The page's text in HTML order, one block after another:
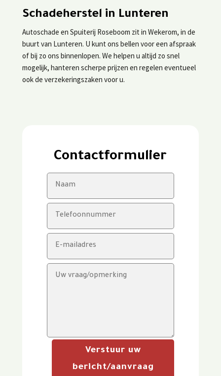
Schadeherstel in Lunteren
Autoschade en Spuiterij Roseboom zit in Wekerom, in de
buurt van Lunteren. U kunt ons bellen voor een afspraak
of bij zo ons binnenlopen. We helpen u altijd zo snel
mogelijk, hanteren scherpe prijzen en regelen eventueel
ook de verzekeringszaken voor u.
Contactformulier
Verstuur uw
bericht/aanvraag